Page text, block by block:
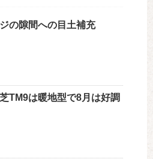
の隙間への目土補充
TM9は暖地型で8月は好調